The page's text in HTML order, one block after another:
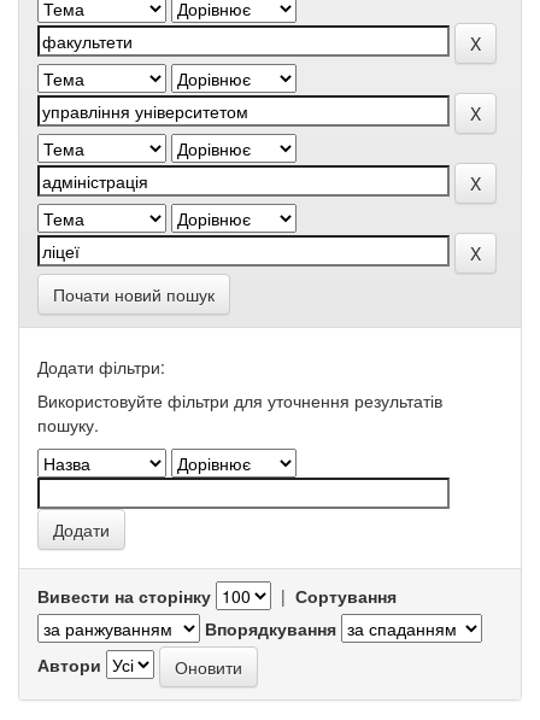
Почати новий пошук
Додати фільтри:
Використовуйте фільтри для уточнення результатів
пошуку.
Вивести на сторінку | Сортування
Впорядкування
Автори